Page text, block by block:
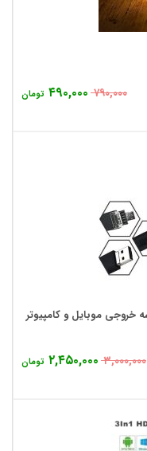
۷۹۰,۰۰۰ ۴۹۰,۰۰۰ تومان
۳,۰۰۰,۰۰۰ ۲,۴۵۰,۰۰۰ تومان